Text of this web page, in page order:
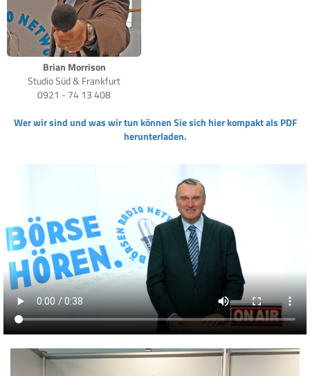
Brian Morrison
Studio Süd & Frankfurt
0921 - 74 13 408
Wer wir sind und was wir tun können Sie sich hier kompakt als PDF
herunterladen.